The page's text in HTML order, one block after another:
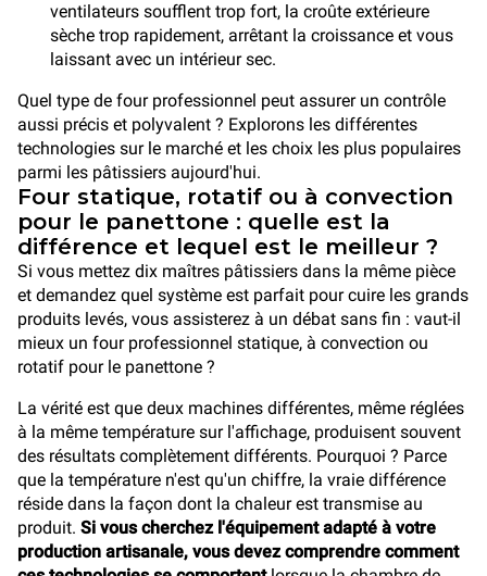
ventilateurs soufflent trop fort, la croûte extérieure
sèche trop rapidement, arrêtant la croissance et vous
laissant avec un intérieur sec.
Quel type de four professionnel peut assurer un contrôle
aussi précis et polyvalent ? Explorons les différentes
technologies sur le marché et les choix les plus populaires
parmi les pâtissiers aujourd'hui.
Four statique, rotatif ou à convection
pour le panettone : quelle est la
différence et lequel est le meilleur ?
Si vous mettez dix maîtres pâtissiers dans la même pièce
et demandez quel système est parfait pour cuire les grands
produits levés, vous assisterez à un débat sans fin : vaut-il
mieux un four professionnel statique, à convection ou
rotatif pour le panettone ?
La vérité est que deux machines différentes, même réglées
à la même température sur l'affichage, produisent souvent
des résultats complètement différents. Pourquoi ? Parce
que la température n'est qu'un chiffre, la vraie différence
réside dans la façon dont la chaleur est transmise au
produit. Si vous cherchez l'équipement adapté à votre
production artisanale, vous devez comprendre comment